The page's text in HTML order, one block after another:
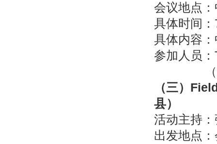
会议地点
具体时间
具体内容
参加人员
（欢迎
（三）
县）
活动主持
出发地点